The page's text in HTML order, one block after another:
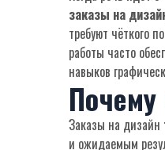
заказы на
требуют чёткого
работы часто
навыков
Заказы на дизайн
и ожидаемым